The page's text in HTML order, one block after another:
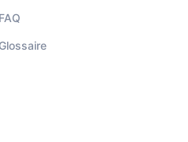
FAQ
Glossaire